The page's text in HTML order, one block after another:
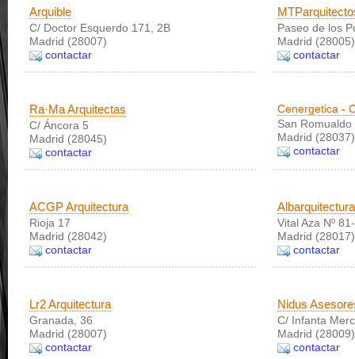
Arquible
C/ Doctor Esquerdo 171, 2B
Madrid (28007)
contactar
Paseo de los
Madrid (28005)
contactar
Ra·Ma Arquitectas
C/ Áncora 5
Madrid (28045)
contactar
Cenergetica -
San Romualdo
Madrid (28037)
contactar
ACGP Arquitectura
Rioja 17
Madrid (28042)
contactar
Albarquitectura
Vital Aza Nº
Madrid (28017)
contactar
Lr2 Arquitectura
Granada, 36
Madrid (28007)
contactar
Nidus
C/ Infanta
Madrid (28009)
contactar